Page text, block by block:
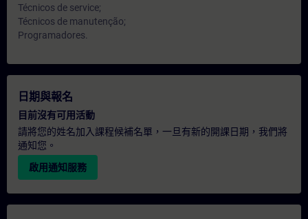
Técnicos de service;
Técnicos de manutenção;
Programadores.
日期與報名
目前沒有可用活動
請將您的姓名加入課程候補名單，一旦有新的開課日期，我們將
通知您。
啟用通知服務